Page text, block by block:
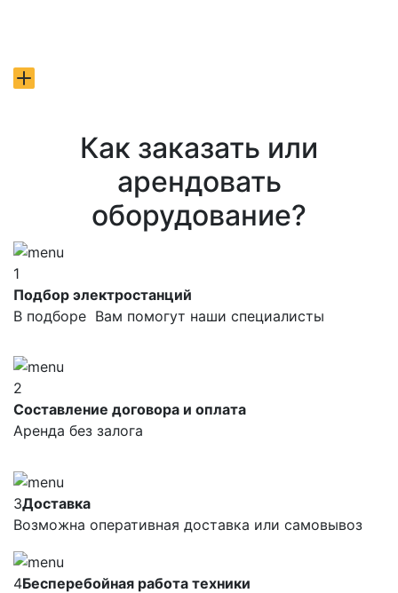
Как заказать или
арендовать
оборудование?
1
Подбор электростанций
В подборе Вам помогут наши специалисты
2
Составление договора и оплата
Аренда без залога
3Доставка
Возможна оперативная доставка или самовывоз
4Бесперебойная работа техники